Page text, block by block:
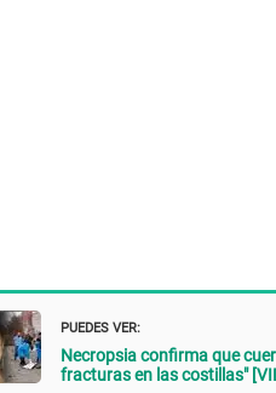
PUEDES VER:
Necropsia confirma que
fracturas en las costillas"